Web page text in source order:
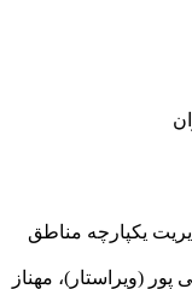
یکپارچه مناطق
(ویراستار)، مهناز